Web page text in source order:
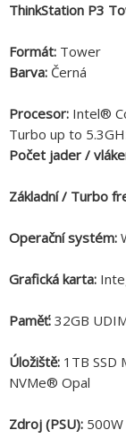
ThinkStation P3
Formát: Tower
Barva: Černá
Procesor: Intel®
Turbo up to
Počet jader /
Základní / Turbo
Operační systém:
Grafická karta:
Paměť: 32GB
Úložiště: 1TB SSD
NVMe® Opal
Zdroj (PSU):